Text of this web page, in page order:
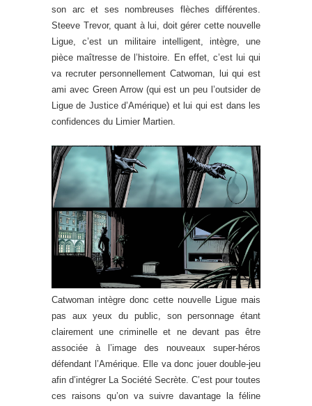
son arc et ses nombreuses flèches différentes.
Steeve Trevor, quant à lui, doit gérer cette nouvelle
Ligue, c’est un militaire intelligent, intègre, une
pièce maîtresse de l’histoire. En effet, c’est lui qui
va recruter personnellement Catwoman, lui qui est
ami avec Green Arrow (qui est un peu l’outsider de
Ligue de Justice d’Amérique) et lui qui est dans les
confidences du Limier Martien.
Catwoman intègre donc cette nouvelle Ligue mais
pas aux yeux du public, son personnage étant
clairement une criminelle et ne devant pas être
associée à l’image des nouveaux super-héros
défendant l’Amérique. Elle va donc jouer double-jeu
afin d’intégrer La Société Secrète. C’est pour toutes
ces raisons qu’on va suivre davantage la féline